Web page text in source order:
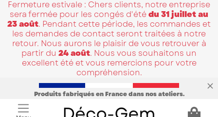
Fermeture estivale : Chers clients, notre entreprise
sera fermée pour les congés d'étédu 31 juillet au
23 août. Pendant cette période, les commandes et
les demandes de contact seront traitées à notre
retour. Nous aurons le plaisir de vous retrouver à
partir du 24 août. Nous vous souhaitons un
excellent été et vous remercions pour votre
compréhension.
Produits fabriqués en France dans nos ateliers.